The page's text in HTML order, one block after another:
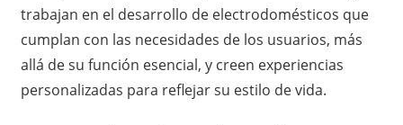
trabajan en el desarrollo de electrodomésticos que
cumplan con las necesidades de los usuarios, más
allá de su función esencial, y creen experiencias
personalizadas para reflejar su estilo de vida.